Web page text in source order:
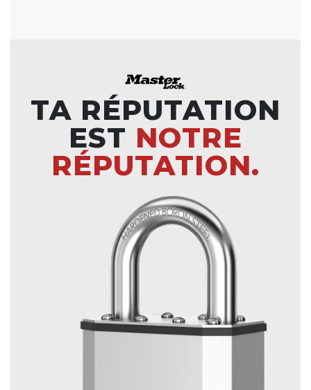
TA RÉPUTATION
EST NOTRE
RÉPUTATION.